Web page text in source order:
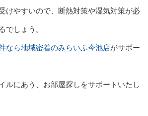
けやすいので、断熱対策や湿気対策が必
でしょう。
なら地域密着のみらいふ今池店がサポー
ルにあう、お部屋探しをサポートいたし